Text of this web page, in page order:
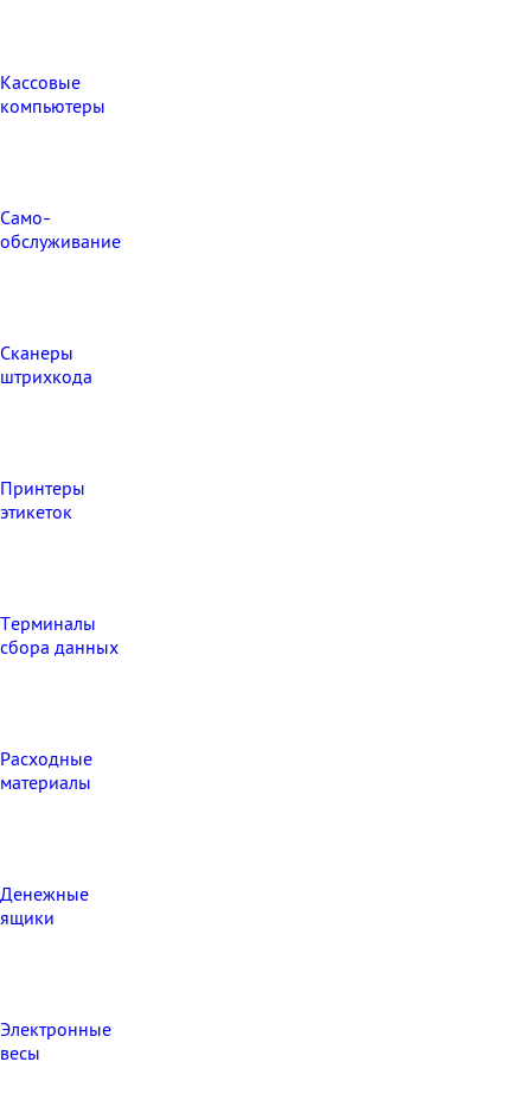
Кассовые
компьютеры
Само-
обслуживание
Сканеры
штрихкода
Принтеры
этикеток
Терминалы
сбора данных
Расходные
материалы
Денежные
ящики
Электронные
весы